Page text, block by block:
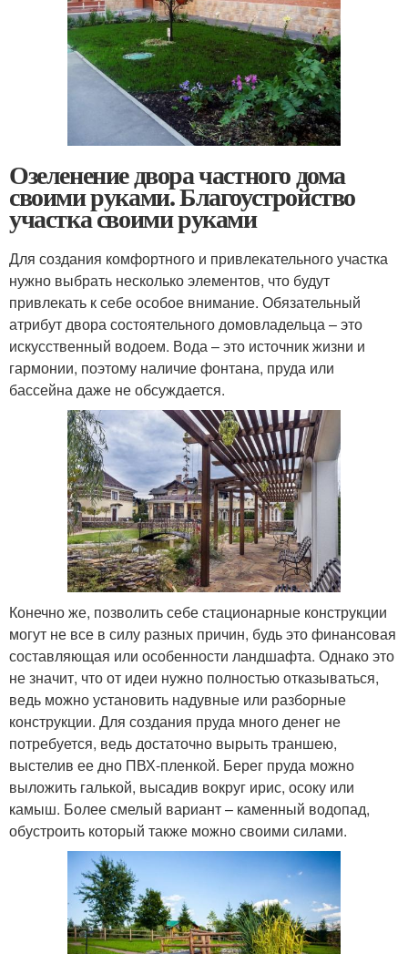
Озеленение двора частного дома
своими руками. Благоустройство
участка своими руками
Для создания комфортного и привлекательного участка
нужно выбрать несколько элементов, что будут
привлекать к себе особое внимание. Обязательный
атрибут двора состоятельного домовладельца – это
искусственный водоем. Вода – это источник жизни и
гармонии, поэтому наличие фонтана, пруда или
бассейна даже не обсуждается.
Конечно же, позволить себе стационарные конструкции
могут не все в силу разных причин, будь это финансовая
составляющая или особенности ландшафта. Однако это
не значит, что от идеи нужно полностью отказываться,
ведь можно установить надувные или разборные
конструкции. Для создания пруда много денег не
потребуется, ведь достаточно вырыть траншею,
выстелив ее дно ПВХ-пленкой. Берег пруда можно
выложить галькой, высадив вокруг ирис, осоку или
камыш. Более смелый вариант – каменный водопад,
обустроить который также можно своими силами.